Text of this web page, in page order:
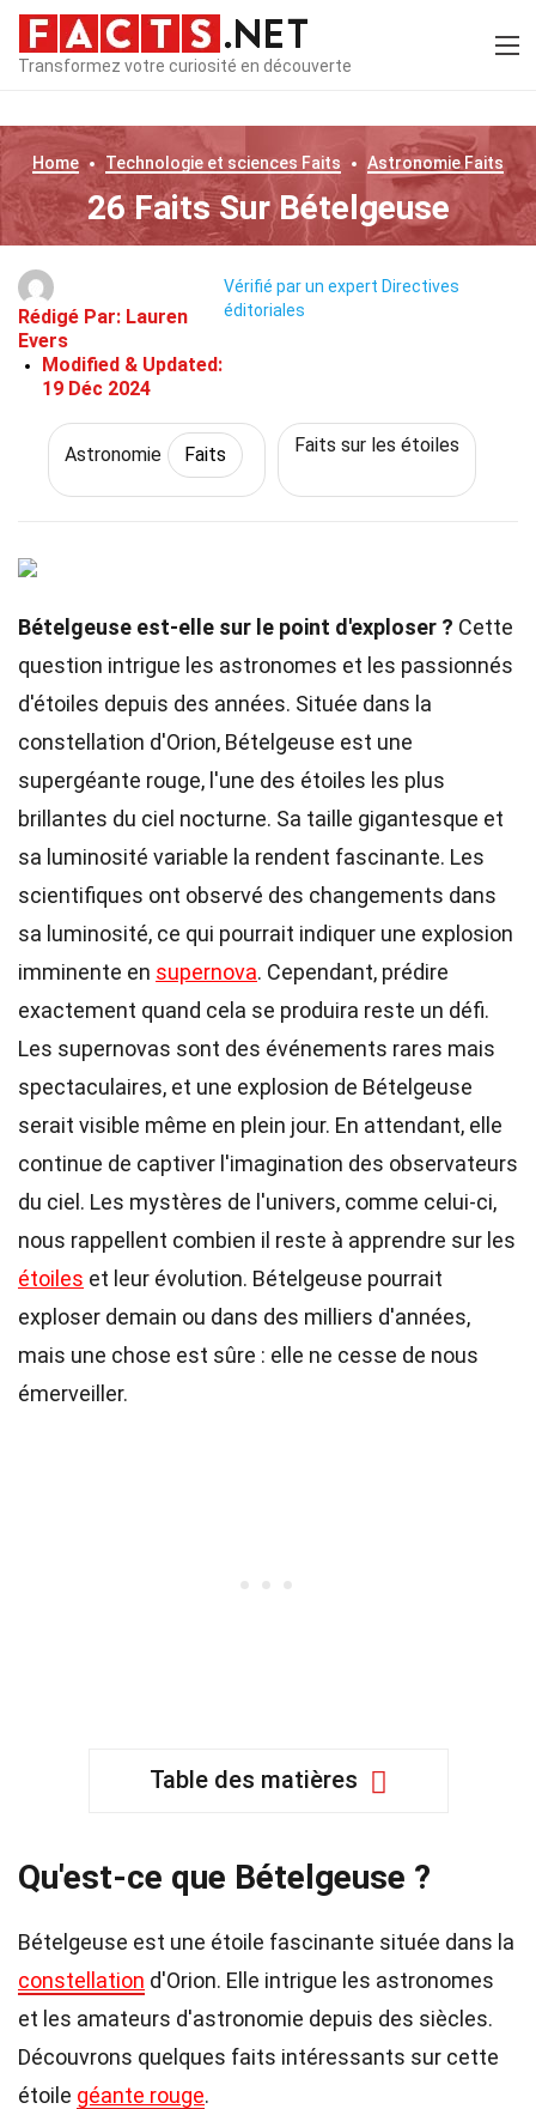
Transformez votre curiosité en découverte
Home Technologie et sciences Faits AstronomieFaits
26 Faits Sur Bételgeuse
Rédigé Par: Lauren
Evers
Modified & Updated:
19 Déc 2024
Vérifié par un expert Directives
éditoriales
Astronomie Faits Faits sur les étoiles
Bételgeuse est-elle sur le point d'exploser ? Cette
question intrigue les astronomes et les passionnés
d'étoiles depuis des années. Située dans la
constellation d'Orion, Bételgeuse est une
supergéante rouge, l'une des étoiles les plus
brillantes du ciel nocturne. Sa taille gigantesque et
sa luminosité variable la rendent fascinante. Les
scientifiques ont observé des changements dans
sa luminosité, ce qui pourrait indiquer une explosion
imminente en supernova. Cependant, prédire
exactement quand cela se produira reste un défi.
Les supernovas sont des événements rares mais
spectaculaires, et une explosion de Bételgeuse
serait visible même en plein jour. En attendant, elle
continue de captiver l'imagination des observateurs
du ciel. Les mystères de l'univers, comme celui-ci,
nous rappellent combien il reste à apprendre sur les
étoiles et leur évolution. Bételgeuse pourrait
exploser demain ou dans des milliers d'années,
mais une chose est sûre : elle ne cesse de nous
émerveiller.
Table des matières
Qu'est-ce que Bételgeuse ?
Bételgeuse est une étoile fascinante située dans la
constellation d'Orion. Elle intrigue les astronomes
et les amateurs d'astronomie depuis des siècles.
Découvrons quelques faits intéressants sur cette
étoile géante rouge.